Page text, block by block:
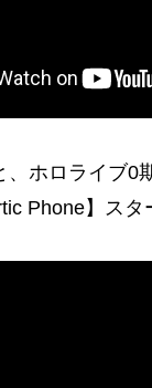
、ホロライブ0
Phone】スタ